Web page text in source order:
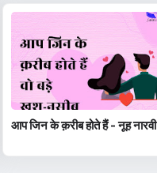
आप जिन के क़रीब होते हैं - नूह नारवी